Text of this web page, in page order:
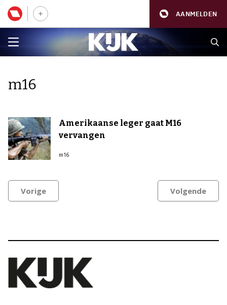
AANMELDEN
m16
Amerikaanse leger gaat M16
vervangen
m16
Vorige Volgende